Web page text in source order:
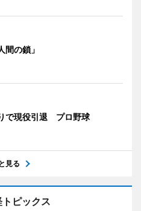
間の鎖」
で現役引退 プロ野球
見る
ピックス